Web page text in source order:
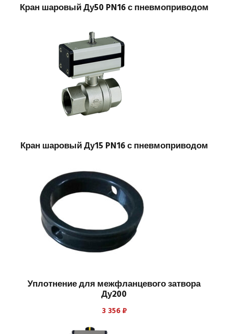
Кран шаровый Ду50 PN16 с пневмоприводом
Кран шаровый Ду15 PN16 с пневмоприводом
Уплотнение для межфланцевого затвора
Ду200
3 356₽